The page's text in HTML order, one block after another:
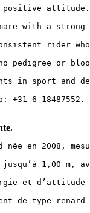
attitude.
with a
rider
pedigree or
in sport
+31 6 18487552.
née en 2008,
1,00 m,
et
de type